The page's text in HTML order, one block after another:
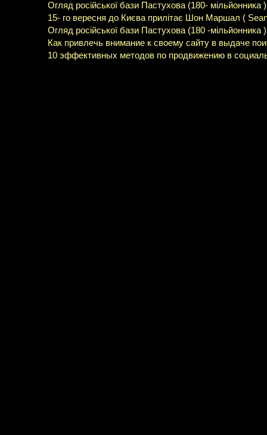
Огляд російської бази Пастухова (180- мільйонника )
15- го вересня до Києва прилітає Шон Маршал (
Огляд російської бази Пастухова (180 -мільйонника )
Как привлечь внимание к своему сайту в выдаче
10 эффективных методов по продвижению в